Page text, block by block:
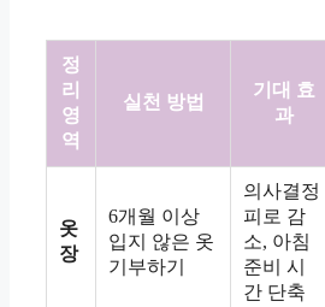
정
리
영
역
실천 방법
기대 효
과
옷
장
6개월 이상
입지 않은 옷
기부하기
의사결정
피로 감
소, 아침
준비 시
간 단축